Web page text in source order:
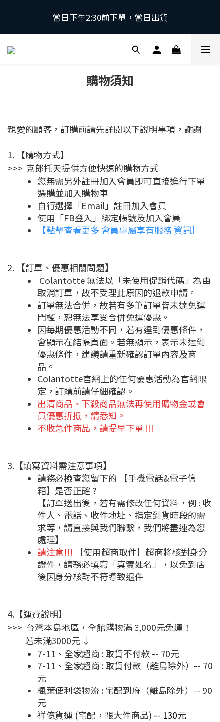
當日下午2:30前下單，當日出貨
當日下午2:30前下單，當日出貨
\ 日本第一磁石領導品牌 | 原裝進口 /
購物須知
親愛的顧客，訂購前請先詳閱以下說明事項，謝謝
1. 【購物方式】
>>> 克郎托天提供方便快速的購物方式
您無需另外註冊加入會員即可直接進行下單
選購並加入購物車
自行選擇「Email」註冊加入會員
使用「FB登入」綁定帳號及加入會員
【點擊查看更多 會員專屬享有服務 資訊】
2. 【訂單、優惠相關問題】
Colantotte 無法以「未使用促銷代碼」為由
取消訂單，故不受理此原因的退款申請。
訂單無法合併，故若有多筆訂單皆未達免運
門檻，恕無法享受合併免運優惠。
因每期優惠活動不同，若有達到優惠條件，
會顯示在結帳頁面。若無顯示，表示未達到
優惠條件，建議請重新確認訂單內容及商
品。
Colantotte官網上的任何優惠活動為官網限
定，訂購前請仔細確認。
出清商品、下殺商品無法再使用購物金或會
員優惠折抵，請悉知。
不收急件商品，請提早下單 !!!
3.【填寫資料需注意事項】
請務必檢查您留下的 【手機電話&電子信
箱】是否正確 ?
【訂單送出後，若有需修改任何資料，例 : 收
件人、電話、收件地址、指定到貨時段的需
求等，請直接與我們聯繫，我們將盡速為您
處理】
請注意!!!
【使用超商取件】超商將核對身分
證件，請務必填寫「真實姓名」，以免到店
後因身分核對不符導致退件
4.【運費說明】
>>> 台灣本島地區，全館購物滿 3,000元免運！
若未滿3000元 ↓
7-11、全家超商 : 取貨不付款 -- 70元
7-11、全家超商 : 取貨付款（離島除外）-- 70
元
楓葉便利袋物流 : 宅配到府（離島除外）-- 90
元
祥億貨運 (宅配，限大件商品) -- 130元